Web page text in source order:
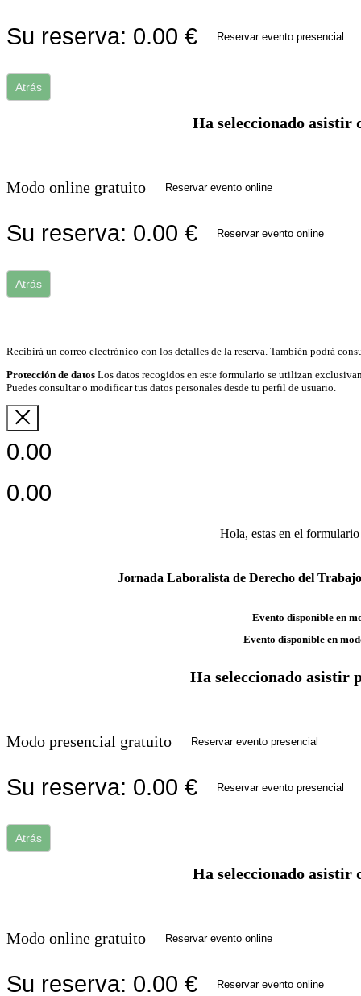
Su reserva: 0.00 € Reservar evento presencial
Atrás
Ha seleccionado asistir
Modo online gratuito Reservar evento online
Su reserva: 0.00 € Reservar evento online
Atrás
Recibirá un correo electrónico con los detalles de la reserva. También podrá
Protección de datos Los datos recogidos en este formulario se utilizan
Puedes consultar o modificar tus datos personales desde tu perfil de usuario.
0.00
0.00
Hola, estas en el formulario
Jornada Laboralista de Derecho del
Evento disponible en
Evento disponible en
Ha seleccionado asistir
Modo presencial gratuito Reservar evento presencial
Su reserva: 0.00 € Reservar evento presencial
Atrás
Ha seleccionado asistir
Modo online gratuito Reservar evento online
Su reserva: 0.00 € Reservar evento online